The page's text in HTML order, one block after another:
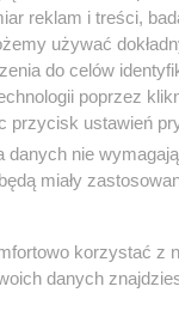
Na
drobny
z nich w
i
reklam i treści,
używać
do celów
poprzez
przycisk ustawień
danych nie
miały
korzystać z
danych